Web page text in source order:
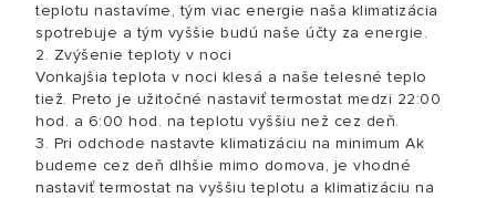
teplotu nastavíme, tým viac energie naša klimatizácia
spotrebuje a tým vyššie budú naše účty za energie.
2. Zvýšenie teploty v noci
Vonkajšia teplota v noci klesá a naše telesné teplo
tiež. Preto je užitočné nastaviť termostat medzi 22:00
hod. a 6:00 hod. na teplotu vyššiu než cez deň.
3. Pri odchode nastavte klimatizáciu na minimum Ak
budeme cez deň dlhšie mimo domova, je vhodné
nastaviť termostat na vyššiu teplotu a klimatizáciu na